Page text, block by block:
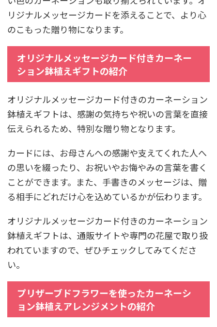
リジナルメッセージカードを添えることで、より心
のこもった贈り物になります。
オリジナルメッセージカード付きカーネー
ション鉢植えギフトの紹介
オリジナルメッセージカード付きのカーネーション
鉢植えギフトは、感謝の気持ちや祝いの言葉を直接
伝えられるため、特別な贈り物となります。
カードには、お母さんへの感謝や支えてくれた人へ
の思いを綴ったり、お祝いやお悔やみの言葉を書く
ことができます。また、手書きのメッセージは、贈
る相手にどれだけ心を込めているかが伝わります。
オリジナルメッセージカード付きのカーネーション
鉢植えギフトは、通販サイトや専門の花屋で取り扱
われていますので、ぜひチェックしてみてくださ
い。
プリザーブドフラワーを使ったカーネーシ
ョン鉢植えアレンジメントの紹介